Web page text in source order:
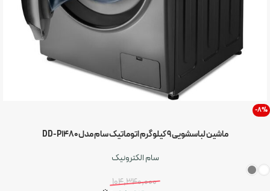
-8%
ماشین لباسشویی 9 کیلوگرم اتوماتیک سام مدل DD-P1480
سام الکترونیک
104,340,000